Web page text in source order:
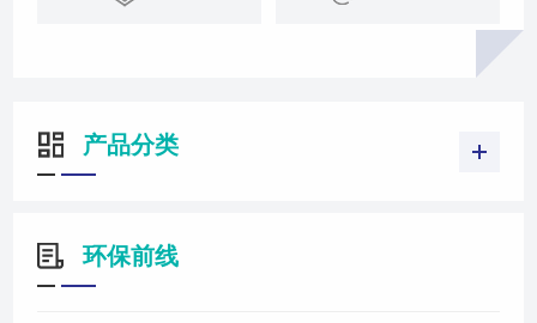
产品分类
环保前线